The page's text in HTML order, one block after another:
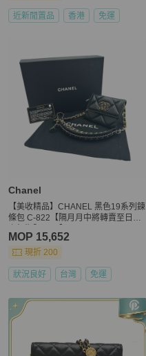
近新閒置品 香港 免運
Chanel
【美收精品】CHANEL 黑色19系列鍊
條包 C-822【隔月月中將轉賣至日本
MOP 15,652
現折 200
狀況良好 台灣 免運